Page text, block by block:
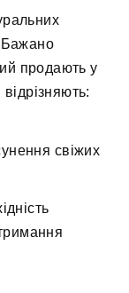
Бажано
продають у
свіжих